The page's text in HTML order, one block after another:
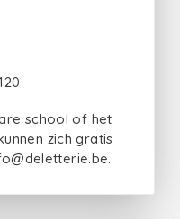
school of het
zich gratis